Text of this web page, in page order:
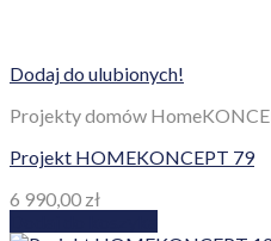
Dodaj do ulubionych!
Projekty domów
Projekt HOMEKONCEPT 79
6 990,00 zł